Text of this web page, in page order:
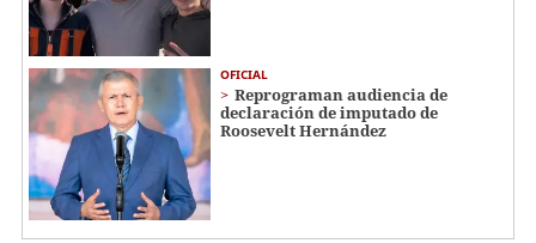
OFICIAL
Reprograman audiencia de
declaración de imputado de
Roosevelt Hernández